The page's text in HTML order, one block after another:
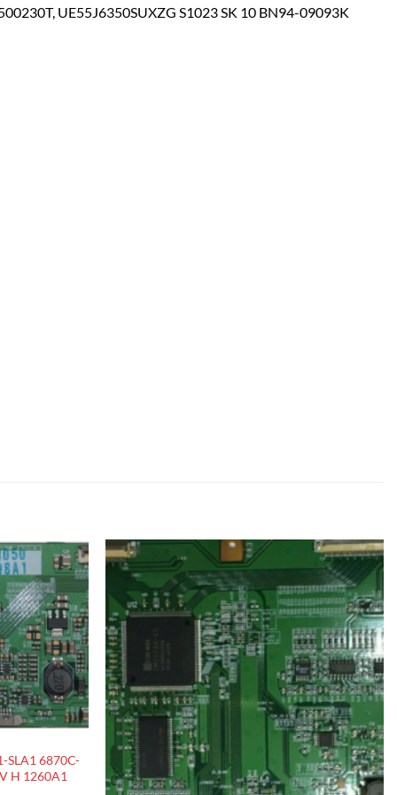
UE55J6350SUXZG S1023 SK 10 BN94-09093K
SLA1 6870C-
H 1260A1